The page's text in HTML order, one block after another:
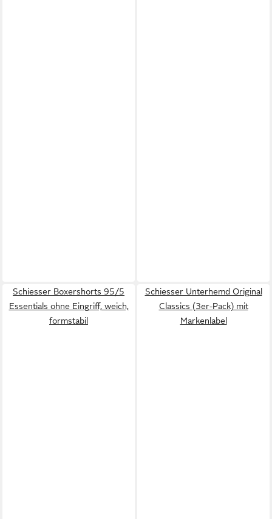
Schiesser Boxershorts 95/5
Essentials ohne Eingriff, weich,
formstabil
Schiesser Unterhemd Original
Classics (3er-Pack) mit
Markenlabel